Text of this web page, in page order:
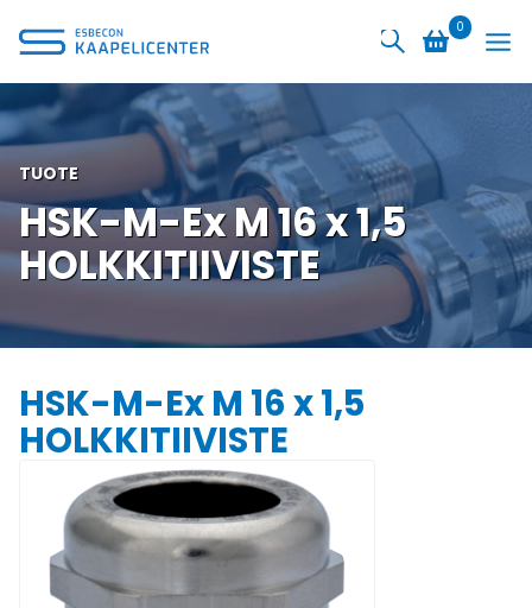
sisältöön
0
TUOTE
HSK-M-Ex M 16 x 1,5
HOLKKITIIVISTE
HSK-M-Ex M 16 x 1,5
HOLKKITIIVISTE